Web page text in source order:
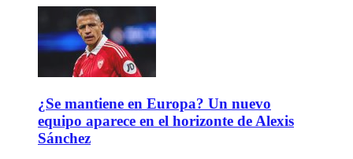
¿Se mantiene en Europa? Un nuevo
equipo aparece en el horizonte de Alexis
Sánchez